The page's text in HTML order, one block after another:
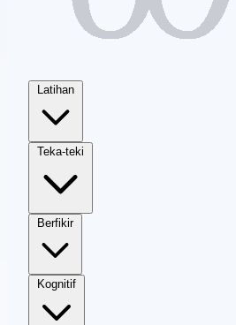
Latihan
Teka-teki
Berfikir
Kognitif